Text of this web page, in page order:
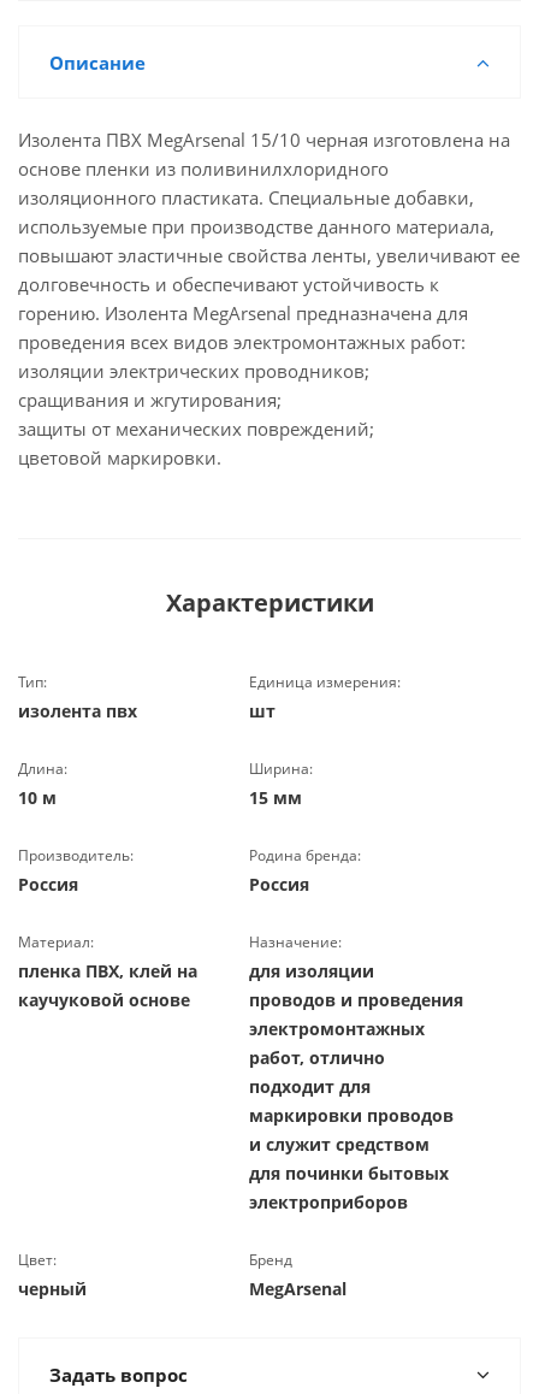
Описание
Изолента ПВХ MegArsenal 15/10 черная изготовлена на
основе пленки из поливинилхлоридного
изоляционного пластиката. Специальные добавки,
используемые при производстве данного материала,
повышают эластичные свойства ленты, увеличивают ее
долговечность и обеспечивают устойчивость к
горению. Изолента MegArsenal предназначена для
проведения всех видов электромонтажных работ:
изоляции электрических проводников;
сращивания и жгутирования;
защиты от механических повреждений;
цветовой маркировки.
Характеристики
Тип:
изолента пвх
Единица измерения:
шт
Длина:
10 м
Ширина:
15 мм
Производитель:
Россия
Родина бренда:
Россия
Материал:
пленка ПВХ, клей на
каучуковой основе
Назначение:
для изоляции
проводов и проведения
электромонтажных
работ, отлично
подходит для
маркировки проводов
и служит средством
для починки бытовых
электроприборов
Цвет:
черный
Бренд
MegArsenal
Задать вопрос